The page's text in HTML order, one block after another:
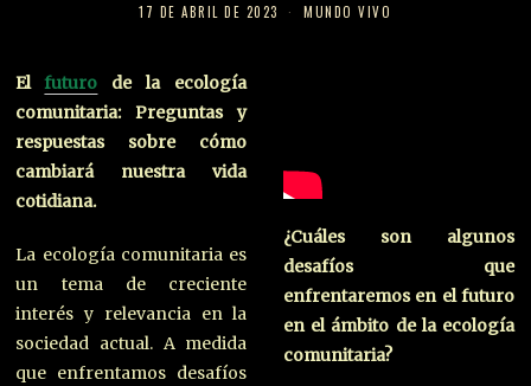
17 DE ABRIL DE 2023 MUNDO VIVO
Elfuturo de la ecología
comunitaria: Preguntas y
respuestas sobre cómo
cambiará nuestra vida
cotidiana.
La ecología comunitaria es
un tema de creciente
interés y relevancia en la
sociedad actual. A medida
que enfrentamos desafíos
¿Cuáles son algunos
desafíos que
enfrentaremos en el futuro
en el ámbito de la ecología
comunitaria?